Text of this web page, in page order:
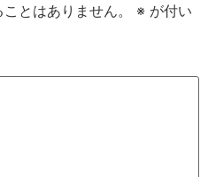
とはありません。 ※ が付い